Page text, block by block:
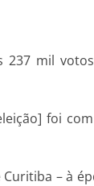
237 mil
foi
– à